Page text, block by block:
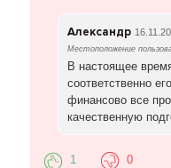
Александр
Местоположение
В настоящее
соответственно
финансово все
качественную
1 0